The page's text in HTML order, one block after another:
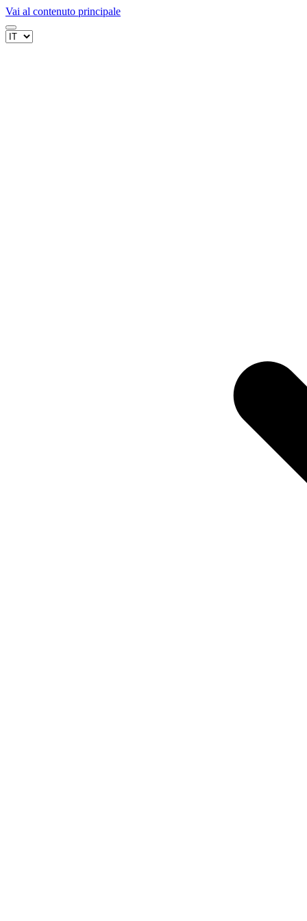
Vai al contenuto principale